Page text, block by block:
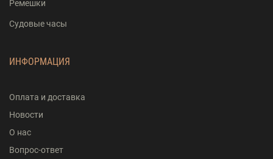
Ремешки
Судовые часы
ИНФОРМАЦИЯ
Оплата и доставка
Новости
О нас
Вопрос-ответ